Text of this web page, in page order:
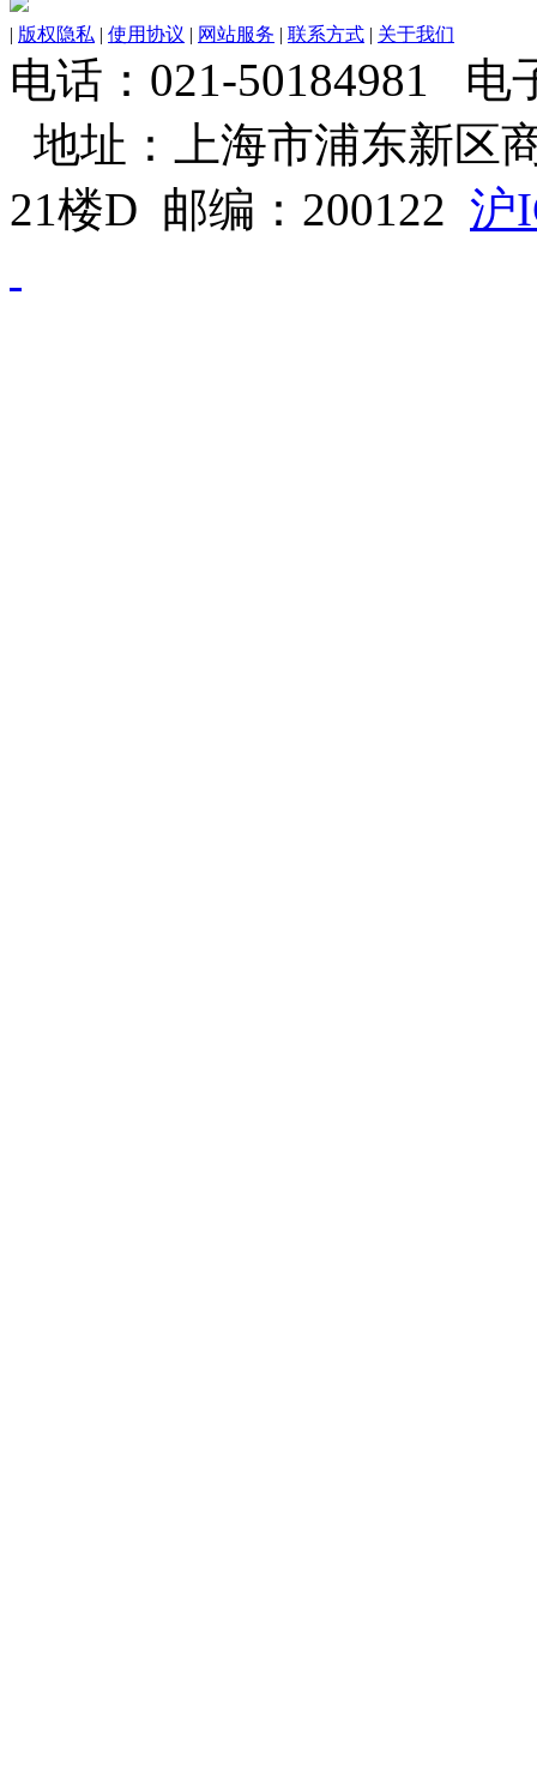
| 版权隐私 | 使用协议 | 网站服务 | 联系方式 | 关于我们
电话：021-50184981 电
地址：上海市浦东新区
21楼D 邮编：200122 沪